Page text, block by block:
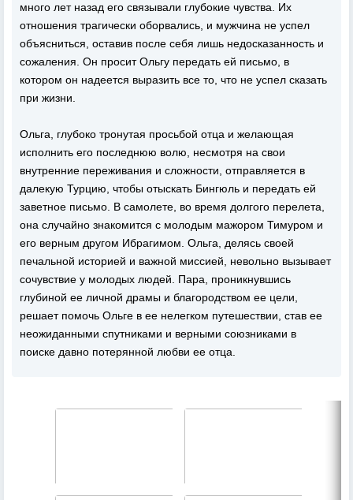
много лет назад его связывали глубокие чувства. Их
отношения трагически оборвались, и мужчина не успел
объясниться, оставив после себя лишь недосказанность и
сожаления. Он просит Ольгу передать ей письмо, в
котором он надеется выразить все то, что не успел сказать
при жизни.
Ольга, глубоко тронутая просьбой отца и желающая
исполнить его последнюю волю, несмотря на свои
внутренние переживания и сложности, отправляется в
далекую Турцию, чтобы отыскать Бингюль и передать ей
заветное письмо. В самолете, во время долгого перелета,
она случайно знакомится с молодым мажором Тимуром и
его верным другом Ибрагимом. Ольга, делясь своей
печальной историей и важной миссией, невольно вызывает
сочувствие у молодых людей. Пара, проникнувшись
глубиной ее личной драмы и благородством ее цели,
решает помочь Ольге в ее нелегком путешествии, став ее
неожиданными спутниками и верными союзниками в
поиске давно потерянной любви ее отца.